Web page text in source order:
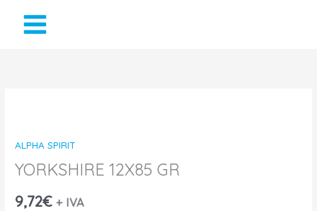
ALPHA SPIRIT
YORKSHIRE 12X85 GR
9,72€ + IVA